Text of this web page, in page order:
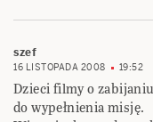
szef
16 LISTOPADA 2008 19:52
Dzieci filmy o
do wypełnienia misję.